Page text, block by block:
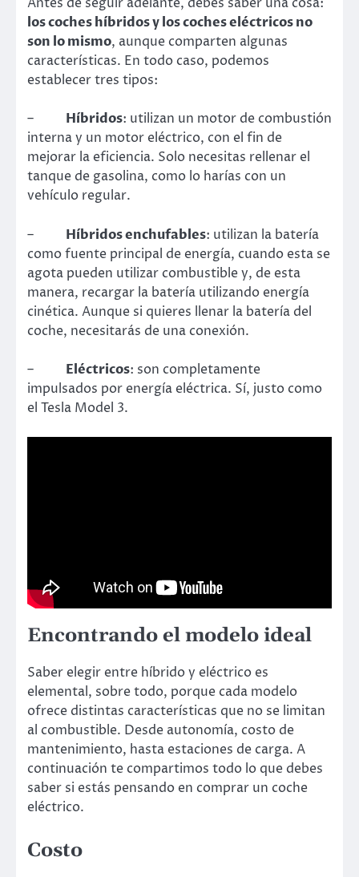
los coches híbridos y los coches eléctricos no
son lo mismo, aunque comparten algunas
características. En todo caso, podemos
establecer tres tipos:
– Híbridos: utilizan un motor de combustión
interna y un motor eléctrico, con el fin de
mejorar la eficiencia. Solo necesitas rellenar el
tanque de gasolina, como lo harías con un
vehículo regular.
– Híbridos enchufables: utilizan la batería
como fuente principal de energía, cuando esta se
agota pueden utilizar combustible y, de esta
manera, recargar la batería utilizando energía
cinética. Aunque si quieres llenar la batería del
coche, necesitarás de una conexión.
– Eléctricos: son completamente
impulsados por energía eléctrica. Sí, justo como
el Tesla Model 3.
Encontrando el modelo ideal
Saber elegir entre híbrido y eléctrico es
elemental, sobre todo, porque cada modelo
ofrece distintas características que no se limitan
al combustible. Desde autonomía, costo de
mantenimiento, hasta estaciones de carga. A
continuación te compartimos todo lo que debes
saber si estás pensando en comprar un coche
eléctrico.
Costo